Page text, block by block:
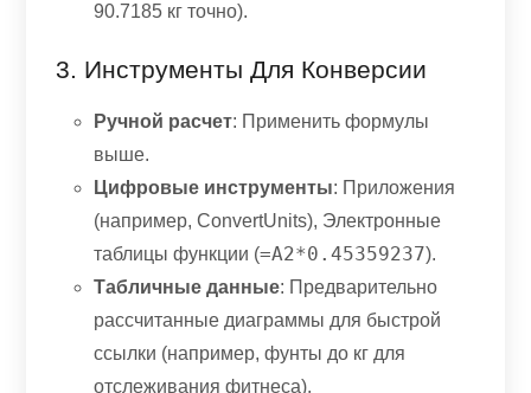
90.7185 кг точно).
3. Инструменты Для Конверсии
Ручной расчет: Применить формулы
выше.
Цифровые инструменты: Приложения
(например, ConvertUnits), Электронные
таблицы функции (=A2*0.45359237).
Табличные данные: Предварительно
рассчитанные диаграммы для быстрой
ссылки (например, фунты до кг для
отслеживания фитнеса).